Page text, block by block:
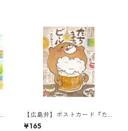
【広島弁】ポストカード『た
ちまちビール』
¥165